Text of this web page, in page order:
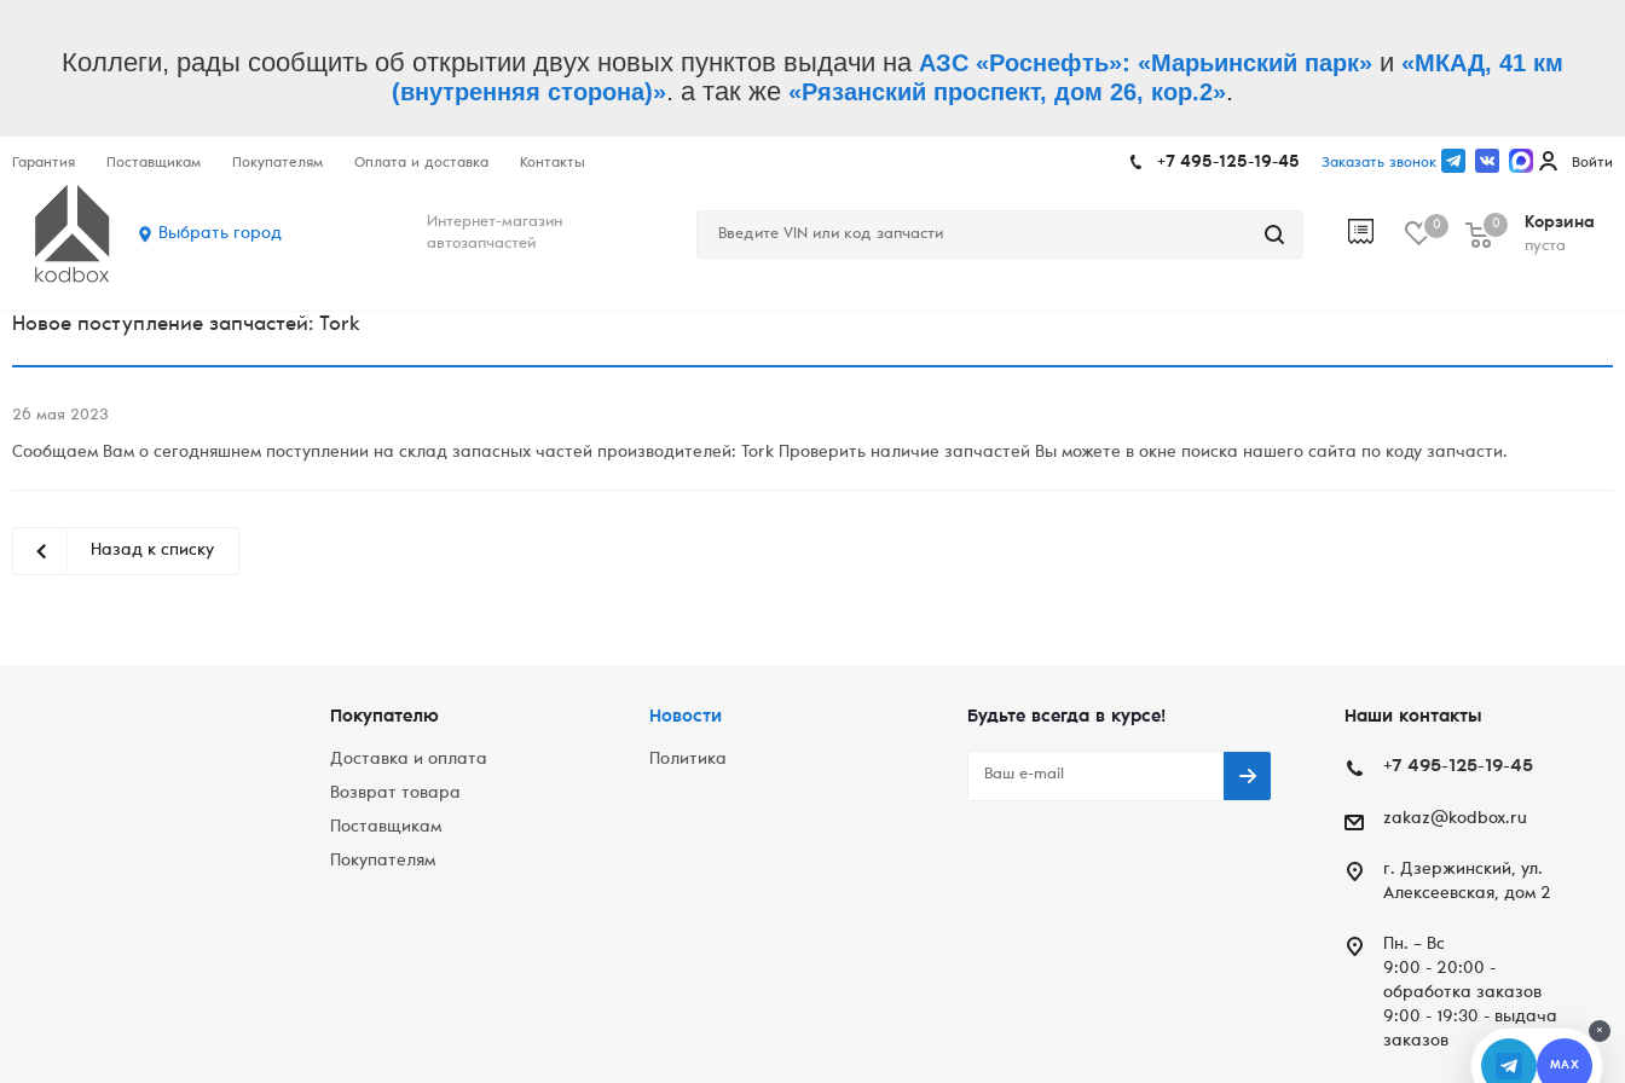
Коллеги, рады сообщить об открытии двух новых пунктов выдачи на АЗС «Роснефть»: «Марьинский парк» и «МКАД, 41 км
(внутренняя сторона)». а так же «Рязанский проспект, дом 26, кор.2».
Гарантия Поставщикам Покупателям Оплата и доставка Контакты +7 495-125-19-45 Заказать звонок Войти
Выбрать город
Интернет-магазин
автозапчастей
0
Корзина
пуста
0
Новое поступление запчастей: Tork
26 мая 2023
Сообщаем Вам о сегодняшнем поступлении на склад запасных частей производителей: Tork Проверить наличие запчастей Вы можете в окне поиска нашего сайта по коду запчасти.
Назад к списку
Покупателю
Доставка и оплата
Возврат товара
Поставщикам
Покупателям
Новости
Политика
Будьте всегда в курсе! Наши контакты
+7 495-125-19-45
zakaz@kodbox.ru
г. Дзержинский, ул.
Алексеевская, дом 2
Пн. – Вc
9:00 - 20:00 -
обработка заказов
9:00 - 19:30 - выдача
заказов
×
MAX